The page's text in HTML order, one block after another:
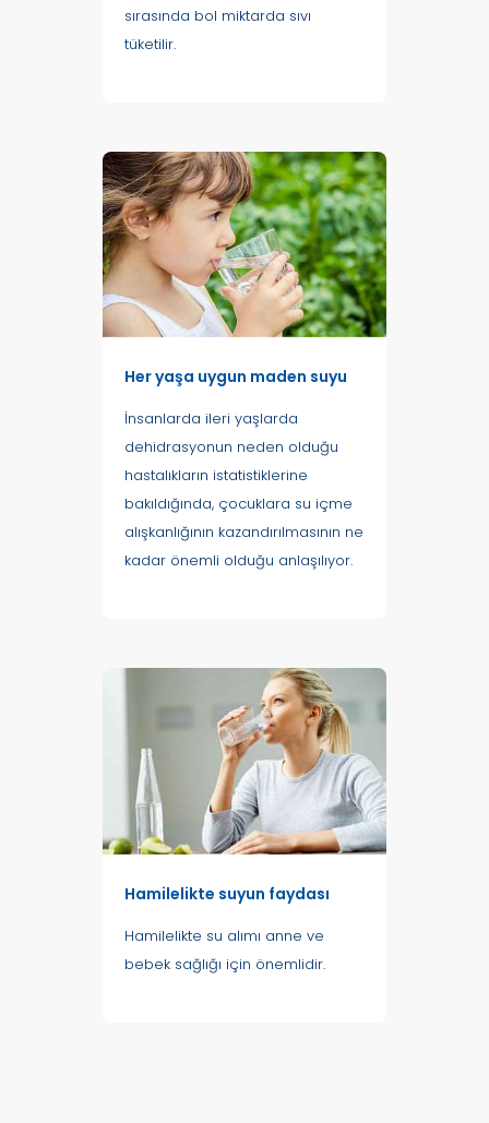
sırasında bol miktarda sıvı
tüketilir.
Her yaşa uygun maden suyu
İnsanlarda ileri yaşlarda
dehidrasyonun neden olduğu
hastalıkların istatistiklerine
bakıldığında, çocuklara su içme
alışkanlığının kazandırılmasının ne
kadar önemli olduğu anlaşılıyor.
Hamilelikte suyun faydası
Hamilelikte su alımı anne ve
bebek sağlığı için önemlidir.